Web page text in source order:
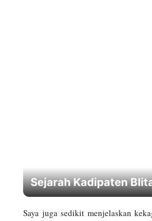
Sejarah Kadipaten
Saya juga sedikit menjelaskan